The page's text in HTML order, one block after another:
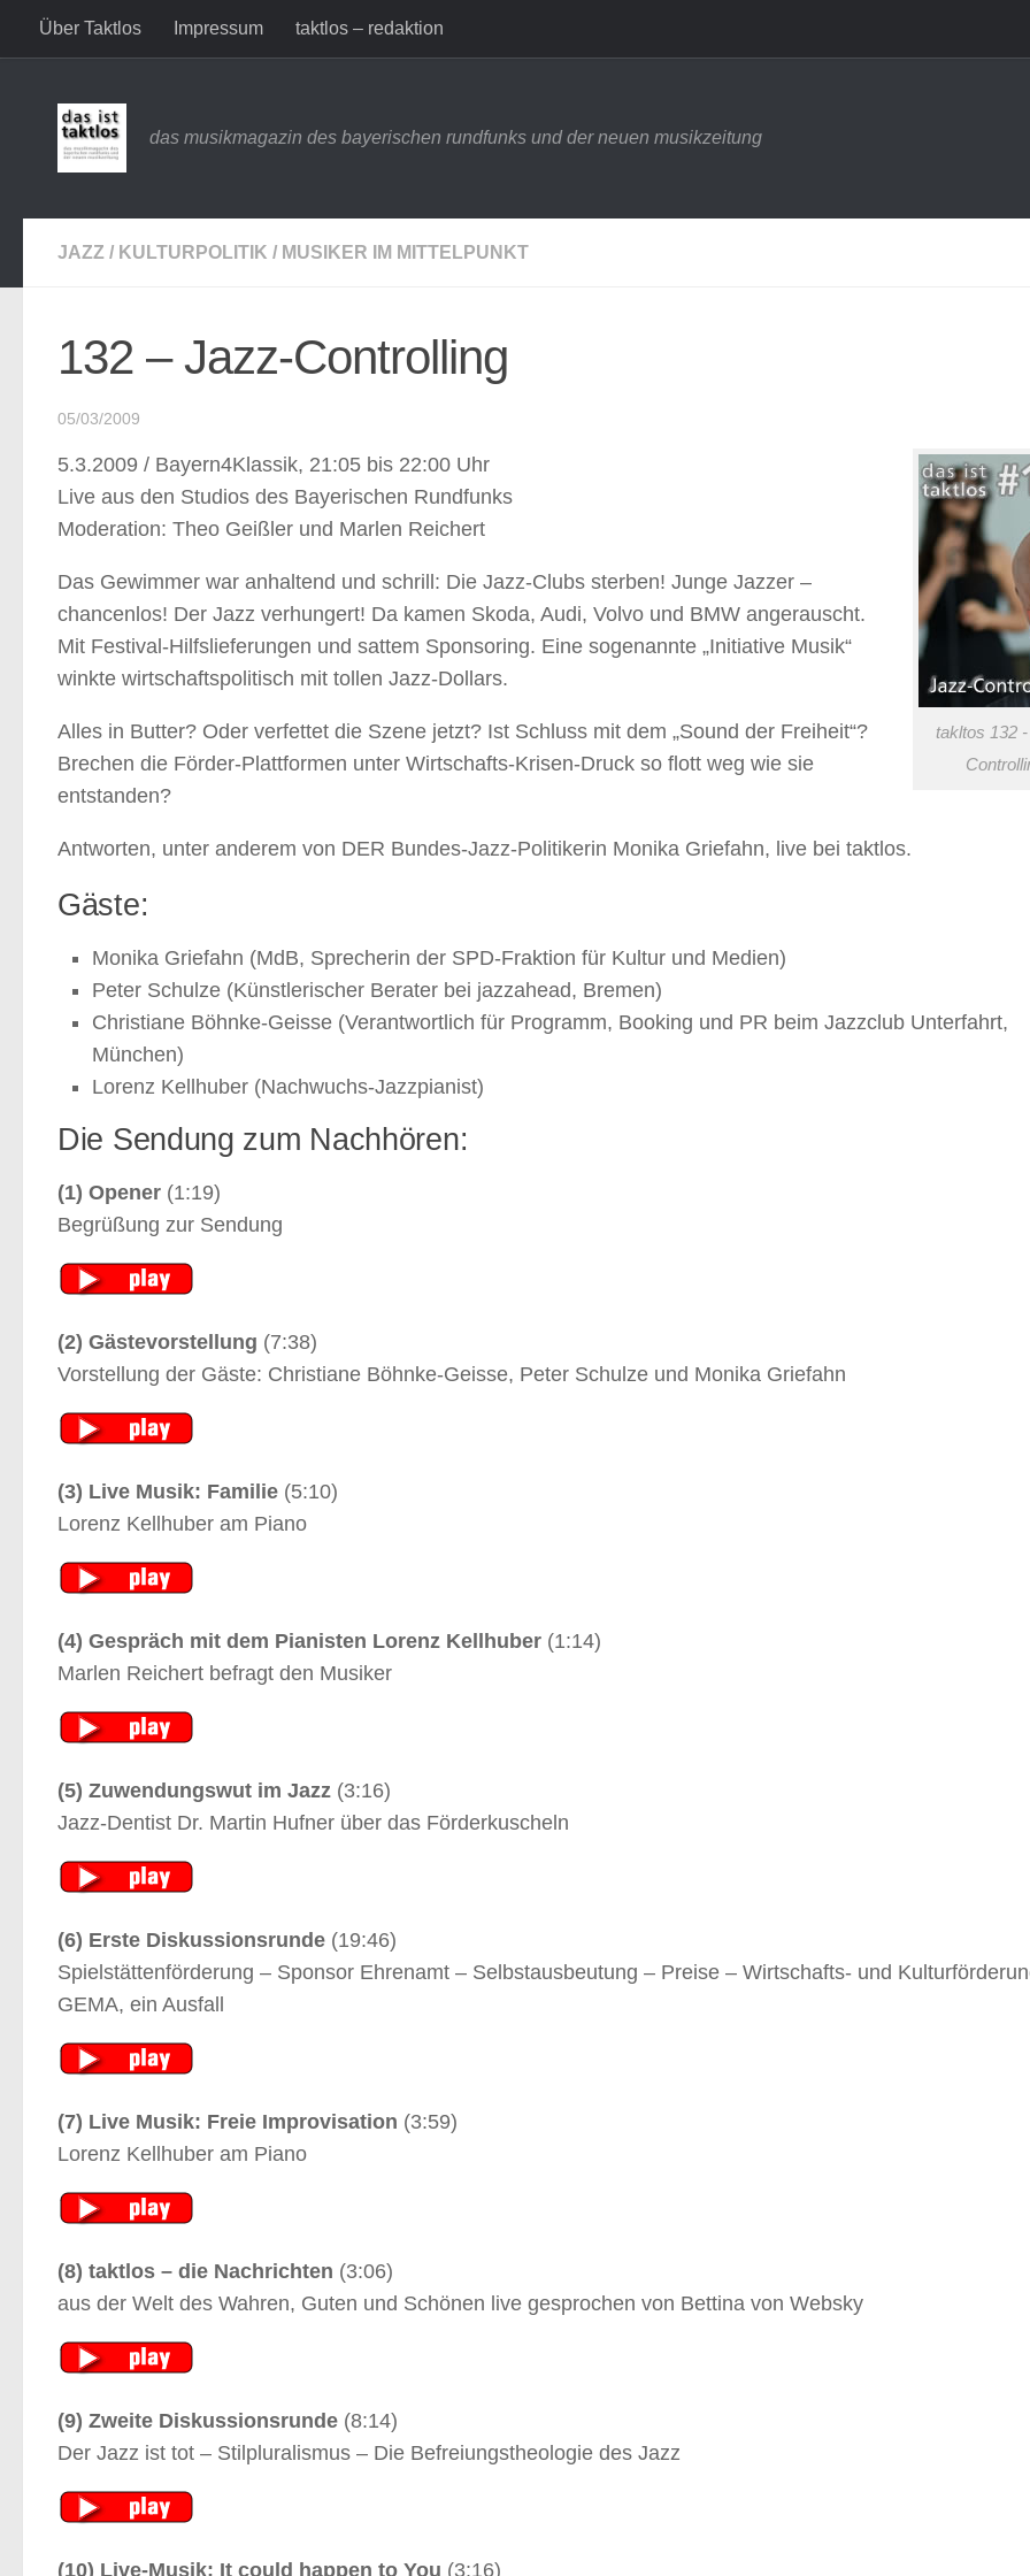
Zum Inhalt springen
Über Taktlos Impressum taktlos – redaktion
das musikmagazin des bayerischen rundfunks und der neuen musikzeitung
JAZZ / KULTURPOLITIK / MUSIKER IM MITTELPUNKT
132 – Jazz-Controlling
05/03/2009
takltos 132
5.3.2009 / Bayern4Klassik, 21:05 bis 22:00 Uhr
Live aus den Studios des Bayerischen Rundfunks
Moderation: Theo Geißler und Marlen Reichert
Das Gewimmer war anhaltend und schrill: Die Jazz-Clubs sterben! Junge Jazzer –
chancenlos! Der Jazz verhungert! Da kamen Skoda, Audi, Volvo und BMW angerauscht.
Mit Festival-Hilfslieferungen und sattem Sponsoring. Eine sogenannte „Initiative Musik“
winkte wirtschaftspolitisch mit tollen Jazz-Dollars.
Alles in Butter? Oder verfettet die Szene jetzt? Ist Schluss mit dem „Sound der Freiheit“?
Brechen die Förder-Plattformen unter Wirtschafts-Krisen-Druck so flott weg wie sie
entstanden?
Antworten, unter anderem von DER Bundes-Jazz-Politikerin Monika Griefahn, live bei taktlos.
Gäste:
Monika Griefahn (MdB, Sprecherin der SPD-Fraktion für Kultur und Medien)
Peter Schulze (Künstlerischer Berater bei jazzahead, Bremen)
Christiane Böhnke-Geisse (Verantwortlich für Programm, Booking und PR beim Jazzclub Unterfahrt,
München)
Lorenz Kellhuber (Nachwuchs-Jazzpianist)
Die Sendung zum Nachhören:
(1) Opener (1:19)
Begrüßung zur Sendung
(2) Gästevorstellung (7:38)
Vorstellung der Gäste: Christiane Böhnke-Geisse, Peter Schulze und Monika Griefahn
(3) Live Musik: Familie (5:10)
Lorenz Kellhuber am Piano
(4) Gespräch mit dem Pianisten Lorenz Kellhuber (1:14)
Marlen Reichert befragt den Musiker
(5) Zuwendungswut im Jazz (3:16)
Jazz-Dentist Dr. Martin Hufner über das Förderkuscheln
(6) Erste Diskussionsrunde (19:46)
Spielstättenförderung – Sponsor Ehrenamt – Selbstausbeutung – Preise – Wirtschafts- und
GEMA, ein Ausfall
(7) Live Musik: Freie Improvisation (3:59)
Lorenz Kellhuber am Piano
(8) taktlos – die Nachrichten (3:06)
aus der Welt des Wahren, Guten und Schönen live gesprochen von Bettina von Websky
(9) Zweite Diskussionsrunde (8:14)
Der Jazz ist tot – Stilpluralismus – Die Befreiungstheologie des Jazz
(10) Live-Musik: It could happen to You (3:16)